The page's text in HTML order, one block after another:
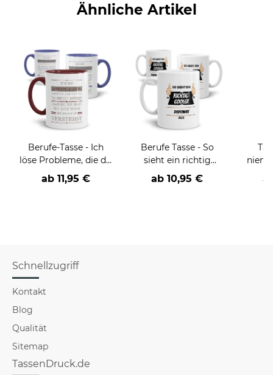
Ähnliche Artikel
Berufe-Tasse - Ich
löse Probleme, die du
nicht verstehst -
verschiedene Berufe
ab 11,95 €
Berufe Tasse - So
sieht ein richtig
cooler -BERUF- aus
ab 10,95 €
Schnellzugriff
Kontakt
Blog
Qualität
Sitemap
TassenDruck.de